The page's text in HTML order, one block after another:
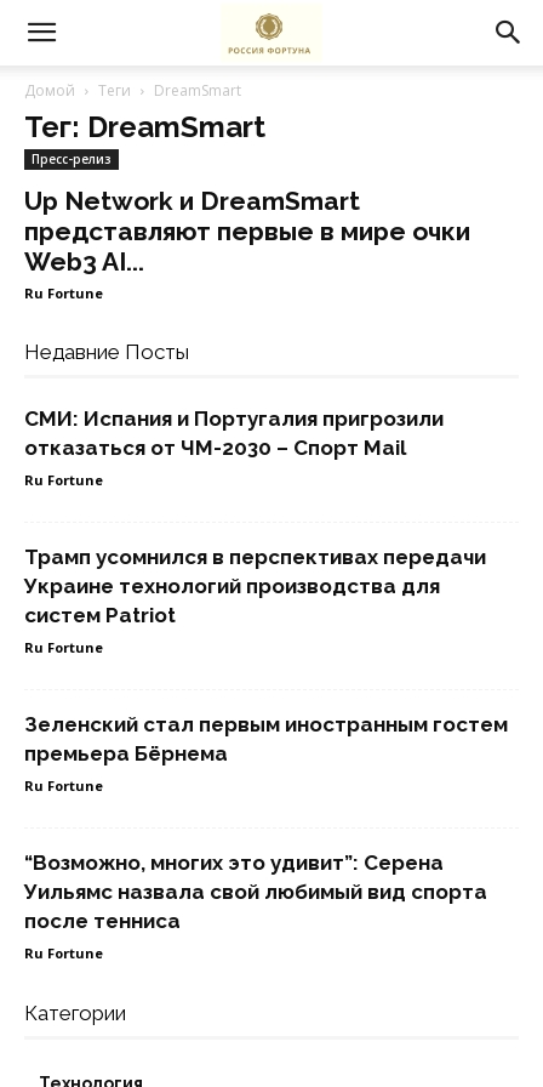
Домой Теги DreamSmart
Тег: DreamSmart
Пресс-релиз
Up Network и DreamSmart
представляют первые в мире очки
Web3 AI...
Ru Fortune
Недавние Посты
СМИ: Испания и Португалия пригрозили
отказаться от ЧМ-2030 – Спорт Mail
Ru Fortune
Трамп усомнился в перспективах передачи
Украине технологий производства для
систем Patriot
Ru Fortune
Зеленский стал первым иностранным гостем
премьера Бёрнема
Ru Fortune
“Возможно, многих это удивит”: Серена
Уильямс назвала свой любимый вид спорта
после тенниса
Ru Fortune
Категории